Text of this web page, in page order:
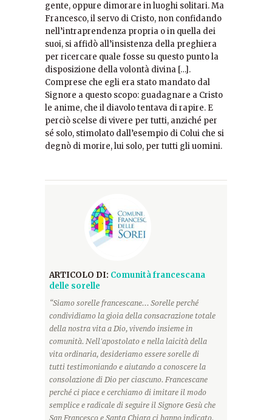
gente, oppure dimorare in luoghi solitari. Ma
Francesco, il servo di Cristo, non confidando
nell’intraprendenza propria o in quella dei
suoi, si affidò all’insistenza della preghiera
per ricercare quale fosse su questo punto la
disposizione della volontà divina […].
Comprese che egli era stato mandato dal
Signore a questo scopo: guadagnare a Cristo
le anime, che il diavolo tentava di rapire. E
perciò scelse di vivere per tutti, anziché per
sé solo, stimolato dall’esempio di Colui che si
degnò di morire, lui solo, per tutti gli uomini.
ARTICOLO DI: Comunità francescana
delle sorelle
“Siamo sorelle francescane... Sorelle perché
condividiamo la gioia della consacrazione totale
della nostra vita a Dio, vivendo insieme in
comunità. Nell'apostolato e nella laicità della
vita ordinaria, desideriamo essere sorelle di
tutti testimoniando e aiutando a conoscere la
consolazione di Dio per ciascuno. Francescane
perché ci piace e cerchiamo di imitare il modo
semplice e radicale di seguire il Signore Gesù che
San Francesco e Santa Chiara ci hanno indicato.